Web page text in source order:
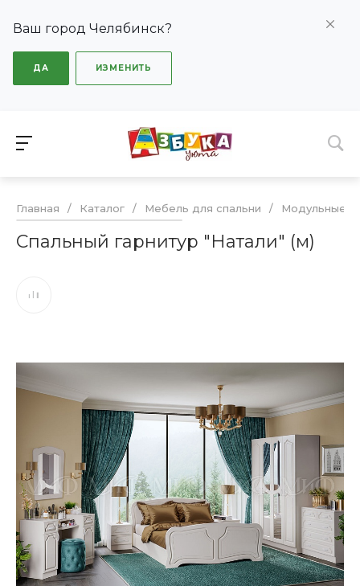
Ваш город Челябинск?
ДА ИЗМЕНИТЬ
Главная / Каталог / Мебель для спальни / Модульные
Спальный гарнитур "Натали" (м)